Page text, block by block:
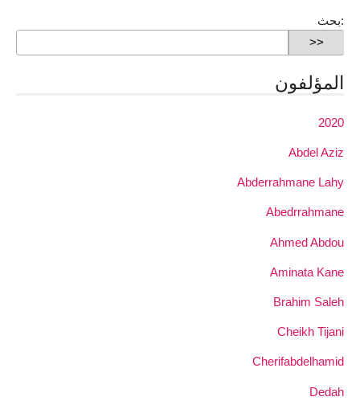
بحث:
المؤلفون
2020
Abdel Aziz
Abderrahmane Lahy
Abedrrahmane
Ahmed Abdou
Aminata Kane
Brahim Saleh
Cheikh Tijani
Cherifabdelhamid
Dedah